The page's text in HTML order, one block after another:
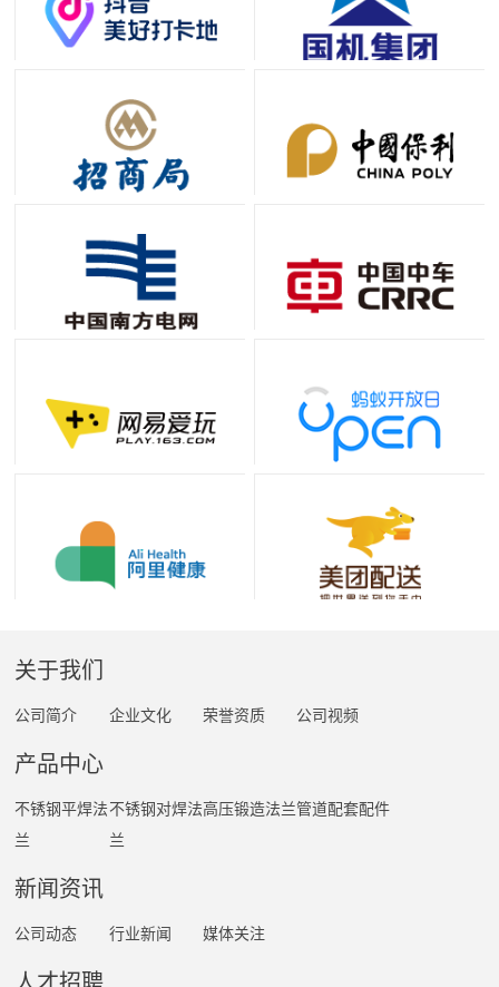
关于我们
公司简介 企业文化 荣誉资质 公司视频
产品中心
不锈钢平焊法
兰
不锈钢对焊法
兰
高压锻造法兰管道配套配件
新闻资讯
公司动态 行业新闻 媒体关注